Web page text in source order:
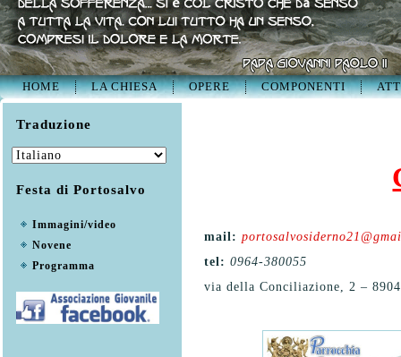
HOME LA CHIESA OPERE COMPONENTI
Traduzione
Festa di Portosalvo
Immagini/video
Novene
Programma
mail:
tel: 0964-380055
via della Conciliazione, 2 –